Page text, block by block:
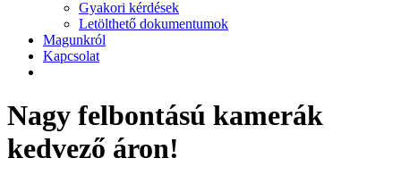
Gyakori kérdések
Letölthető dokumentumok
Magunkról
Kapcsolat
Nagy felbontású kamerák
kedvező áron!